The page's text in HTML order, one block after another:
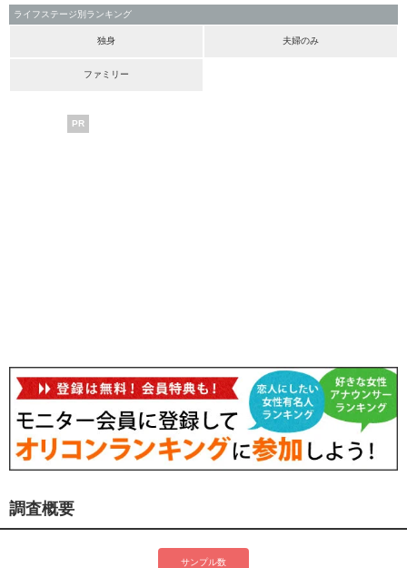
ライフステージ別ランキング
独身 夫婦のみ
ファミリー
PR
調査概要
サンプル数